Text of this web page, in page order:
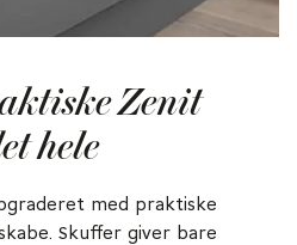
Zenit
hele
med praktiske
Skuffer giver bare